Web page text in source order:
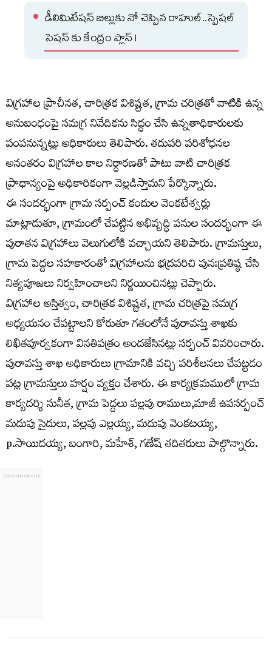
డీలిమిటేషన్ బిల్లుకు నో చెప్పిన రాహుల్..స్పెషల్
సెషన్ కు కేంద్రం ప్లాన్ !
విగ్రహాల ప్రాచీనత, చారిత్రక విశిష్టత, గ్రామ చరిత్రతో వాటికి ఉన్న
అనుబంధంపై సమగ్ర నివేదికను సిద్ధం చేసి ఉన్నతాధికారులకు
పంపనున్నట్లు అధికారులు తెలిపారు. తదుపరి పరిశోధనల
అనంతరం విగ్రహాల కాల నిర్ధారణతో పాటు వాటి చారిత్రక
ప్రాధాన్యంపై అధికారికంగా వెల్లడిస్తామని పేర్కొన్నారు.
ఈ సందర్భంగా గ్రామ సర్పంచ్ కందుల వెంకటేశ్వర్లు
మాట్లాడుతూ, గ్రామంలో చేపట్టిన అభివృద్ధి పనుల సందర్భంగా ఈ
పురాతన విగ్రహాలు వెలుగులోకి వచ్చాయని తెలిపారు. గ్రామస్తులు,
గ్రామ పెద్దల సహకారంతో విగ్రహాలను భద్రపరిచి పునఃప్రతిష్ఠ చేసి
నిత్యపూజలు నిర్వహించాలని నిర్ణయించినట్లు చెప్పారు.
విగ్రహాల అస్తిత్వం, చారిత్రక విశిష్టత, గ్రామ చరిత్రపై సమగ్ర
అధ్యయనం చేపట్టాలని కోరుతూ గతంలోనే పురావస్తు శాఖకు
లిఖితపూర్వకంగా వినతిపత్రం అందజేసినట్లు సర్పంచ్ వివరించారు.
పురావస్తు శాఖ అధికారులు గ్రామానికి వచ్చి పరిశీలనలు చేపట్టడం
పట్ల గ్రామస్తులు హర్షం వ్యక్తం చేశారు. ఈ కార్యక్రమములో గ్రామ
కార్యదర్శి సునీత, గ్రామ పెద్దలు పల్లపు రాములు,మాజీ ఉపసర్పంచ్
మదుపు సైదులు, పల్లపు ఎల్లయ్య, మదుపు వెంకటయ్య,
p.సాయిదయ్య, బంగారి, మహేశ్, గణేష్ తదితరులు పాల్గొన్నారు.